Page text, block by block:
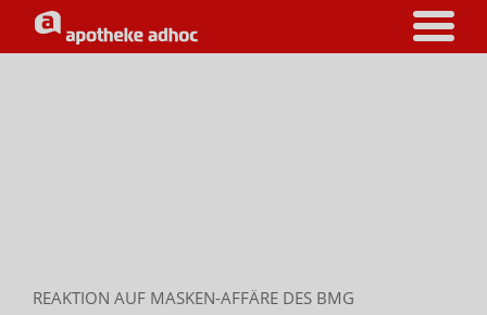
REAKTION AUF MASKEN-AFFÄRE DES BMG